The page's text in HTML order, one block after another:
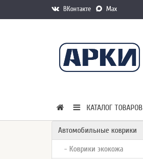
ВКонтакте Max
КАТАЛОГ ТОВАРОВ
Автомобильные коврики
- Коврики экокожа